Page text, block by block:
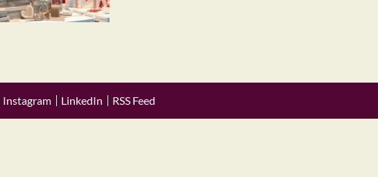
Instagram LinkedIn RSS Feed